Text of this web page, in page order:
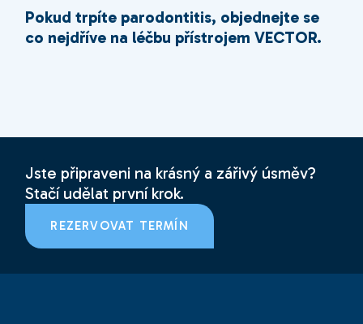
Pokud trpíte parodontitis, objednejte se
co nejdříve na léčbu přístrojem VECTOR.
Jste připraveni na krásný a zářivý úsměv?
Stačí udělat první krok.
REZERVOVAT TERMÍN